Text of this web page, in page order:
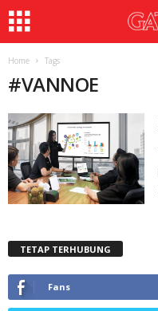
Home Tags
#VANNOE
TETAP TERHUBUNG
Fans